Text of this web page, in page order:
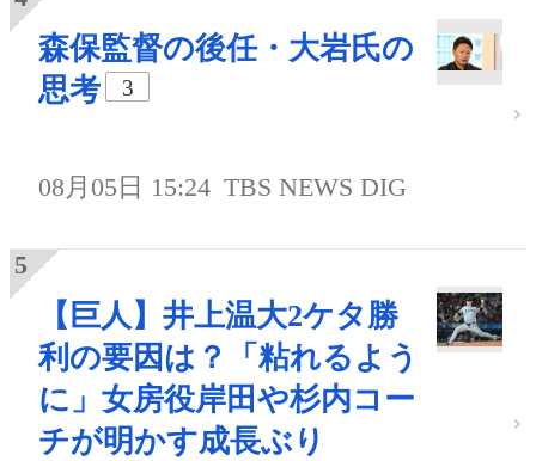
森保監督の後任・大岩氏の
思考
3
08月05日 15:24 TBS NEWS DIG
【巨人】井上温大2ケタ勝
利の要因は？「粘れるよう
に」女房役岸田や杉内コー
チが明かす成長ぶり